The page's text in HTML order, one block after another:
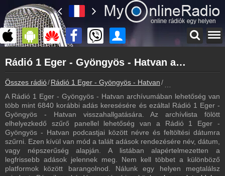
myonlineradio.hu
Rádió 1 Eger - Gyöngyös - Hatvan
Vissza a Rádió 1 Eger - Gyöngyös - Hatvan oldalára
Bejelentkezés
Hozz létre saját fiókot!
Most szól
Tudd meg mi szólt eddig
Frekvenciák
Rádió 1 Eger - Gyöngyös - Hatvan frekvencia
Rádió 1 Eger - Gyöngyös - Hatvan archívum - Rádió 1 Eger - Gyöngyös - Hatvan podcasts - Rádió 1 Eger - Gyöngyös - Hatvan visszahallgatás
Összes rádió Rádió 1 Eger - Gyöngyös - Hatvan
A Rádió 1 Eger - Gyöngyös - Hatvan archívumában lehetőség van
több mint 6840 korábbi adás keresésére és ezáltal Rádió 1 Eger -
Gyöngyös - Hatvan visszahallgatására. Az archívlista fölött
elhelyezkedő szűrő panellel lehetőség van a Rádió 1 Eger -
Gyöngyös - Hatvan podcastjai között névre és feltöltési dátumra
szűrni. Ezen kívül van mód a talált adások rendezésére név, dátum,
vagy népszerűség alapján. A listában alapértelmezetten a
legfrissebb adások jelennek meg. Nem kell többet a különböző
platformok között barangolnod. Nálunk egy helyen megtalálsz